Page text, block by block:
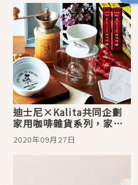
迪士尼×Kalita共同企劃
家用咖啡雜貨系列，家裡
就是任何地方都比不上的
美好Café
2020年09月27日